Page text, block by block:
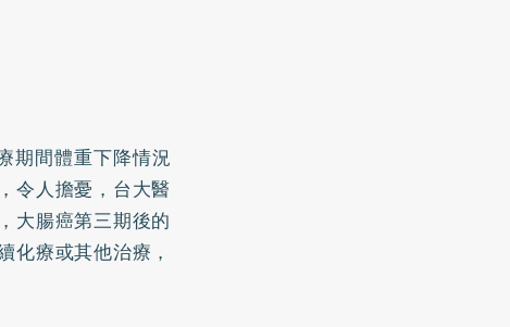
期間體重下降情況
令人擔憂，台大醫
大腸癌第三期後的
化療或其他治療，